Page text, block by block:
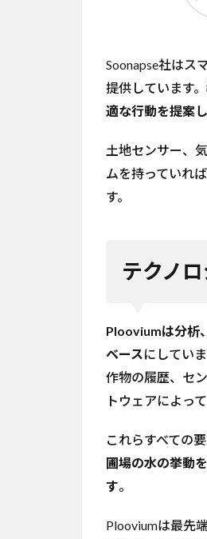
Soonapse社はス
提供しています。
適な行動を提案し
土地センサー、
ムを持っていれ
す。
テクノ
Plooviumは分析
ベースにしてい
作物の履歴、セ
トウェアによっ
これらすべての
圃場の水の挙動
す。
Plooviumは最先